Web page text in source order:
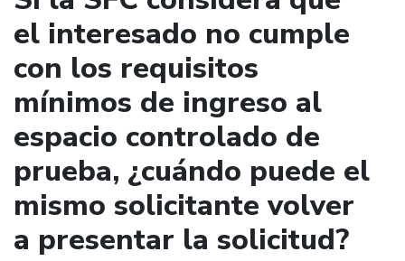
el interesado no cumple
con los requisitos
mínimos de ingreso al
espacio controlado de
prueba, ¿cuándo puede el
mismo solicitante volver
a presentar la solicitud?